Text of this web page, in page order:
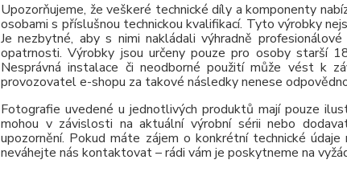
Upozorňujeme, že veškeré technické díly a komponenty
osobami s příslušnou technickou kvalifikací. Tyto výrobky
Je nezbytné, aby s nimi nakládali výhradně
opatrnosti. Výrobky jsou určeny pouze pro osoby starší
Nesprávná instalace či neodborné použití může vést k
provozovatel e-shopu za takové následky nenese
Fotografie uvedené u jednotlivých produktů mají pouze
mohou v závislosti na aktuální výrobní sérii nebo
upozornění. Pokud máte zájem o konkrétní technické
neváhejte nás kontaktovat – rádi vám je poskytneme na